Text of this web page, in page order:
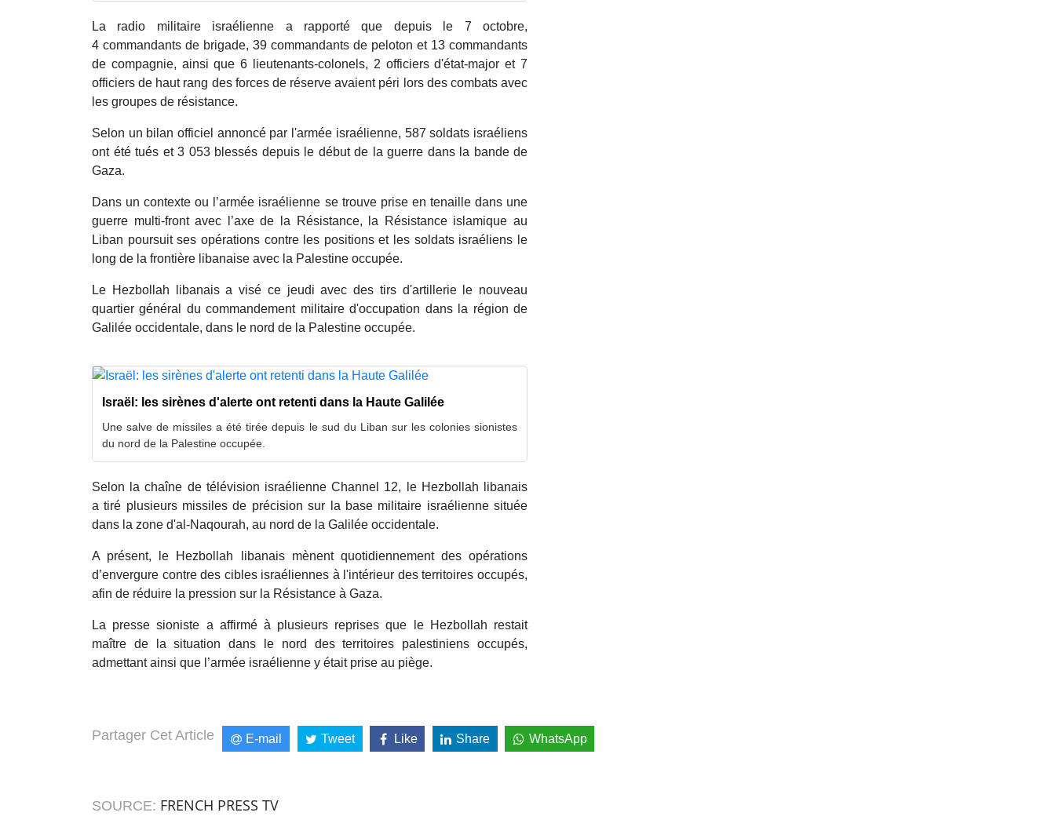
La radio militaire israélienne a rapporté que depuis le 7 octobre,
4 commandants de brigade, 39 commandants de peloton et 13 commandants
de compagnie, ainsi que 6 lieutenants-colonels, 2 officiers d'état-major et 7
officiers de haut rang des forces de réserve avaient péri lors des combats avec
les groupes de résistance.
Selon un bilan officiel annoncé par l'armée israélienne, 587 soldats israéliens
ont été tués et 3 053 blessés depuis le début de la guerre dans la bande de
Gaza.
Dans un contexte ou l’armée israélienne se trouve prise en tenaille dans une
guerre multi-front avec l’axe de la Résistance, la Résistance islamique au
Liban poursuit ses opérations contre les positions et les soldats israéliens le
long de la frontière libanaise avec la Palestine occupée.
Le Hezbollah libanais a visé ce jeudi avec des tirs d'artillerie le nouveau
quartier général du commandement militaire d'occupation dans la région de
Galilée occidentale, dans le nord de la Palestine occupée.
Israël: les sirènes d'alerte ont retenti dans la Haute Galilée
Une salve de missiles a été tirée depuis le sud du Liban sur les colonies sionistes
du nord de la Palestine occupée.
Selon la chaîne de télévision israélienne Channel 12, le Hezbollah libanais
a tiré plusieurs missiles de précision sur la base militaire israélienne située
dans la zone d'al-Naqourah, au nord de la Galilée occidentale.
A présent, le Hezbollah libanais mènent quotidiennement des opérations
d’envergure contre des cibles israéliennes à l'intérieur des territoires occupés,
afin de réduire la pression sur la Résistance à Gaza.
La presse sioniste a affirmé à plusieurs reprises que le Hezbollah restait
maître de la situation dans le nord des territoires palestiniens occupés,
admettant ainsi que l’armée israélienne y était prise au piège.
Partager Cet Article E-mail Tweet Like Share WhatsApp
SOURCE: FRENCH PRESS TV